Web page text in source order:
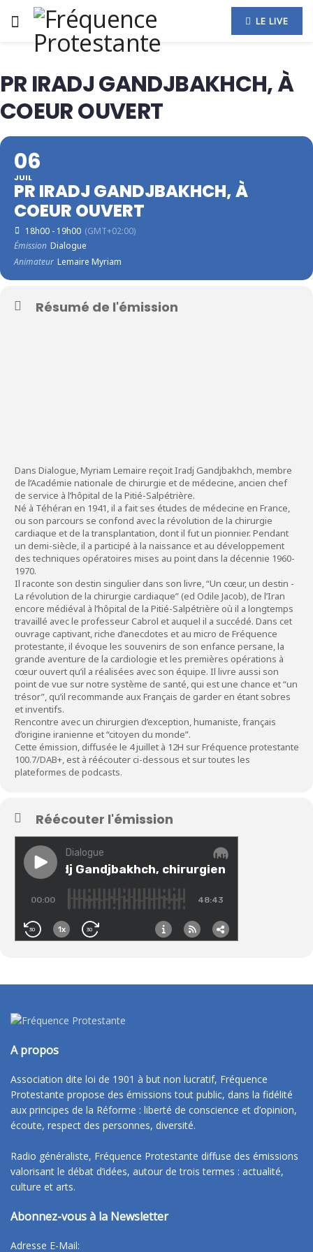
LE LIVE
PR IRADJ GANDJBAKHCH, À
COEUR OUVERT
06
JUIL
PR IRADJ GANDJBAKHCH, À
COEUR OUVERT
18h00 - 19h00 (GMT+02:00)
Émission Dialogue
Animateur Lemaire Myriam
Résumé de l'émission
Dans Dialogue, Myriam Lemaire reçoit Iradj Gandjbakhch, membre
de l’Académie nationale de chirurgie et de médecine, ancien chef
de service à l’hôpital de la Pitié-Salpétrière.
Né à Téhéran en 1941, il a fait ses études de médecine en France,
ou son parcours se confond avec la révolution de la chirurgie
cardiaque et de la transplantation, dont il fut un pionnier. Pendant
un demi-siècle, il a participé à la naissance et au développement
des techniques opératoires mises au point dans la décennie 1960-
1970.
Il raconte son destin singulier dans son livre, “Un cœur, un destin -
La révolution de la chirurgie cardiaque” (ed Odile Jacob), de l’Iran
encore médiéval à l’hôpital de la Pitié-Salpétrière où il a longtemps
travaillé avec le professeur Cabrol et auquel il a succédé. Dans cet
ouvrage captivant, riche d’anecdotes et au micro de Fréquence
protestante, il évoque les souvenirs de son enfance persane, la
grande aventure de la cardiologie et les premières opérations à
cœur ouvert qu’il a réalisées avec son équipe. Il livre aussi son
point de vue sur notre système de santé, qui est une chance et “un
trésor”, qu’il recommande aux Français de garder en étant sobres
et inventifs.
Rencontre avec un chirurgien d’exception, humaniste, français
d’origine iranienne et “citoyen du monde”.
Cette émission, diffusée le 4 juillet à 12H sur Fréquence protestante
100.7/DAB+, est à réécouter ci-dessous et sur toutes les
plateformes de podcasts.
Réécouter l'émission
A propos
Association dite loi de 1901 à but non lucratif, Fréquence
Protestante propose des émissions tout public, dans la fidélité
aux principes de la Réforme : liberté de conscience et d’opinion,
écoute, respect des personnes, diversité.
Radio généraliste, Fréquence Protestante diffuse des émissions
valorisant le débat d’idées, autour de trois termes : actualité,
culture et arts.
Abonnez-vous à la Newsletter
Adresse E-Mail: